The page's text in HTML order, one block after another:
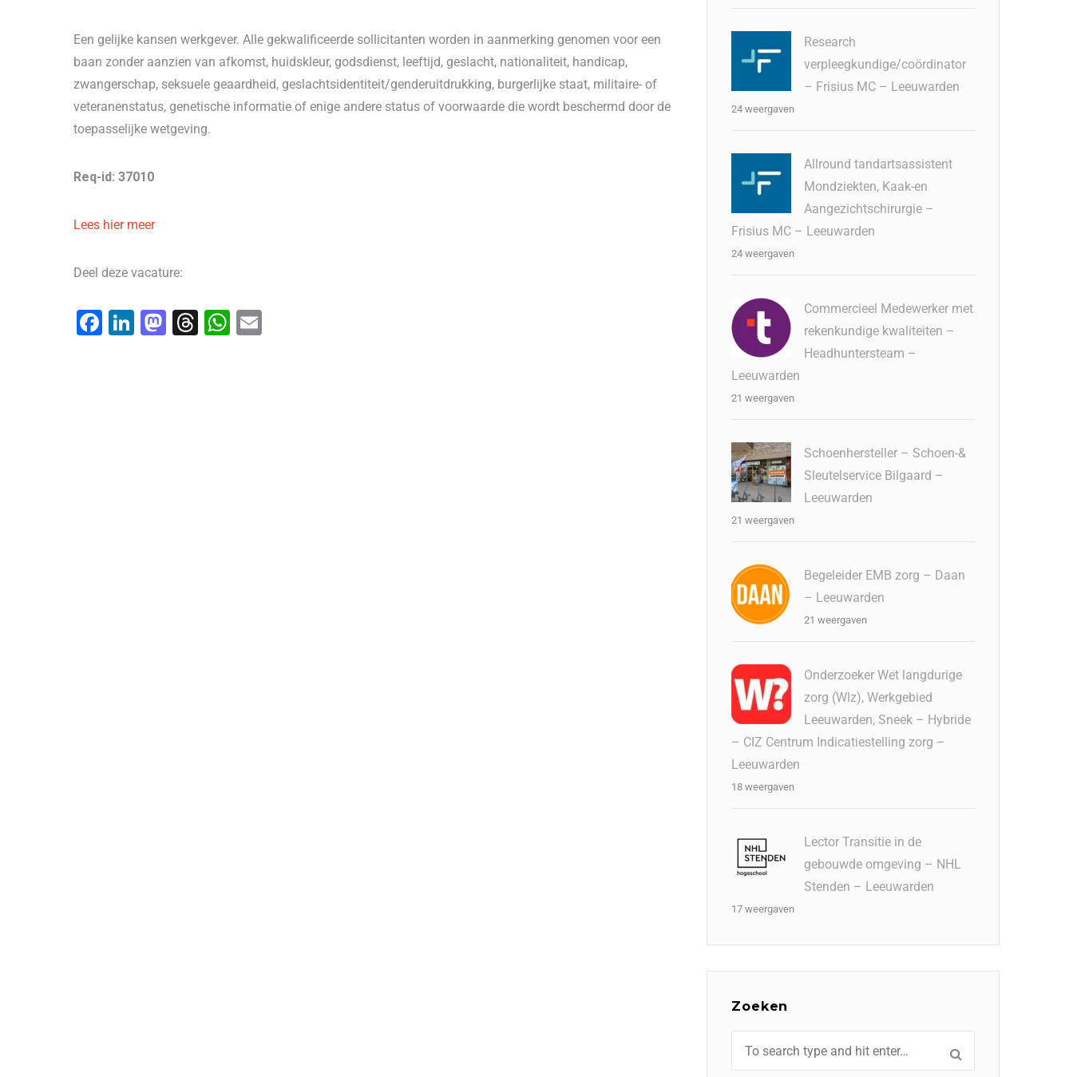
Een gelijke kansen werkgever. Alle gekwalificeerde sollicitanten worden in aanmerking genomen voor een
baan zonder aanzien van afkomst, huidskleur, godsdienst, leeftijd, geslacht, nationaliteit, handicap,
zwangerschap, seksuele geaardheid, geslachtsidentiteit/genderuitdrukking, burgerlijke staat, militaire- of
veteranenstatus, genetische informatie of enige andere status of voorwaarde die wordt beschermd door de
toepasselijke wetgeving.
Req-id: 37010
Lees hier meer
Deel deze vacature:
F
Li
M T
W
Research
verpleegkundige/coördinator
– Frisius MC – Leeuwarden
24 weergaven
Allround tandartsassistent
Mondziekten, Kaak-en
Aangezichtschirurgie –
Frisius MC – Leeuwarden
24 weergaven
Commercieel Medewerker met
rekenkundige kwaliteiten –
Headhuntersteam –
Leeuwarden
21 weergaven
Schoenhersteller – Schoen-&
Sleutelservice Bilgaard –
Leeuwarden
21 weergaven
Begeleider EMB zorg – Daan
– Leeuwarden
21 weergaven
Onderzoeker Wet langdurige
zorg (Wlz), Werkgebied
Leeuwarden, Sneek – Hybride
– CIZ Centrum Indicatiestelling zorg –
Leeuwarden
18 weergaven
Lector Transitie in de
gebouwde omgeving – NHL
Stenden – Leeuwarden
17 weergaven
Zoeken